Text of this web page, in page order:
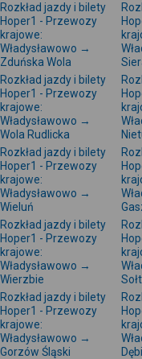
Rozkład jazdy i bilety
Hoper1 - Przewozy
krajowe:
Władysławowo →
Zduńska Wola
Rozkład jazdy i bilety
Hoper1 - Przewozy
krajowe:
Władysławowo →
Wola Rudlicka
Rozkład jazdy i bilety
Hoper1 - Przewozy
krajowe:
Władysławowo →
Wieluń
Rozkład jazdy i bilety
Hoper1 - Przewozy
krajowe:
Władysławowo →
Wierzbie
Rozkład jazdy i bilety
Hoper1 - Przewozy
krajowe:
Władysławowo →
Gorzów Śląski